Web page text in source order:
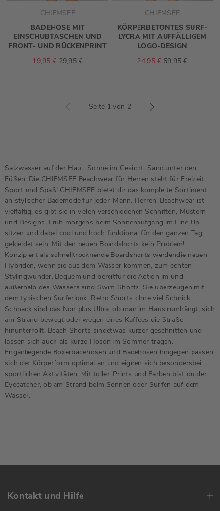
CHIEMSEE
BADEHOSE MIT
EINSCHUBTASCHEN UND
FRONT- UND RÜCKENPRINT
19,95 € 29,95 €
CHIEMSEE
KÖRPERBETONTES SURF-
LYCRA MIT AUFFÄLLIGEM
LOGO-DESIGN
24,95 € 59,95 €
Seite 1 von 2
Salzwasser auf der Haut. Sonne im Gesicht. Sand unter den
Füßen. Die CHIEMSEE Beachwear für Herren steht für Freizeit,
Sport und Spaß! CHIEMSEE bietet dir das komplette Sortiment
an stylischer Bademode für jeden Mann. Herren-Beachwear ist
vielfältig, es gibt sie in vielen verschiedenen Schnitten, Mustern
und Designs. Früh morgens beim Sonnenaufgang im Line Up
sitzen und dabei cool und hoch funktional für den ganzen Tag
gekleidet sein. Mit den neuen Boardshorts kein Problem!
Konzipiert als schnelltrocknende Boardshorts werdendie neuen
Hybriden, wenn sie aus dem Wasser kommen, zum echten
Stylingwunder. Bequem und bereitfür die Action im und
außerhalb des Wassers sind Swim Shorts. Sie überzeugen mit
dem typischen Surferlook. Retro Shorts ohne viel Schnick
Schnack sind das Non plus Ultra, ob man im Haus rumhängt, sich
am Strand bewegt oder wegen eines Kaffees die Straße
hinunterrollt. Beach Shorts sindetwas kürzer geschnitten und
lassen sich auch als kurze Hosen im Sommer tragen.
Enganliegende Boxerbadehosen und Badehosen hingegen passen
sich der Körperform optimal an und eignen sich besondersbei
sportlichen Aktivitäten. Mit tollen Prints und Farben bist du der
Eyecatcher, ob am Strand beim Sonnen oder Surfen auf dem
Wasser.
Kontakt und Hilfe